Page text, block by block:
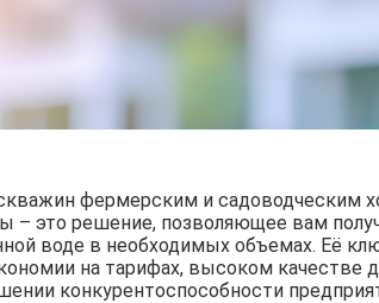
фермерским и садоводческим
это решение, позволяющее вам
воде в необходимых объемах. Её
на тарифах, высоком
конкурентоспособности